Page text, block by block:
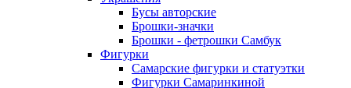
Бусы авторские
Брошки-значки
Брошки - фетрошки Самбук
Фигурки
Самарские фигурки и статуэтки
Фигурки Самаринкиной